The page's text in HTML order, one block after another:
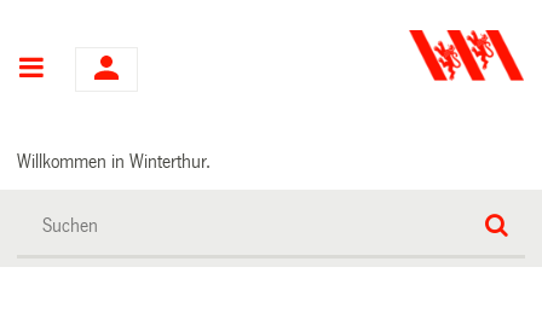
Hauptnavigation
Willkommen in Winterthur.